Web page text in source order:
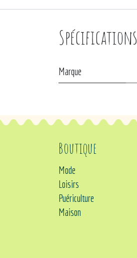
Spécifications
Marque
Boutique
Mode
Loisirs
Puériculture
Maison